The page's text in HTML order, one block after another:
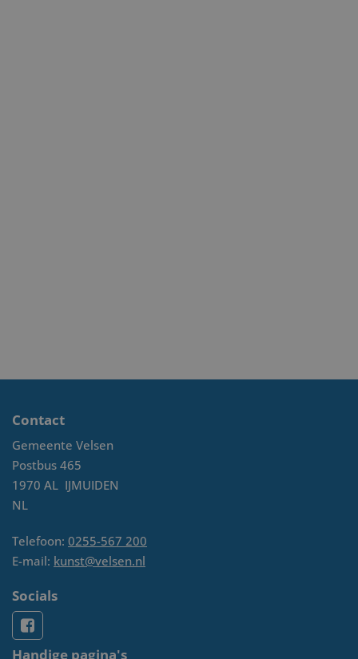
Contact
Gemeente Velsen
Postbus 465
1970 AL IJMUIDEN
NL
Telefoon: 0255-567 200
E-mail: kunst@velsen.nl
Socials
Handige pagina's